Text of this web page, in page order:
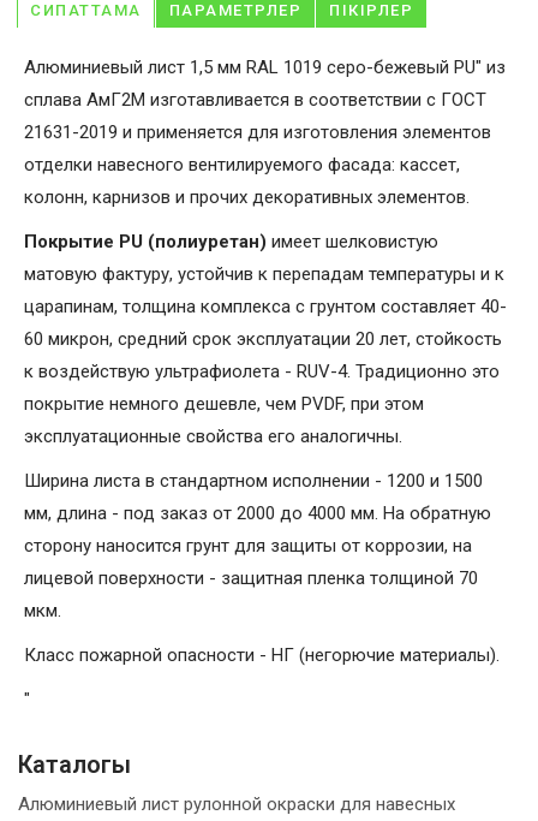
СИПАТТАМА ПАРАМЕТРЛЕР ПІКІРЛЕР
Алюминиевый лист 1,5 мм RAL 1019 серо-бежевый PU" из
сплава АмГ2М изготавливается в соответствии с ГОСТ
21631-2019 и применяется для изготовления элементов
отделки навесного вентилируемого фасада: кассет,
колонн, карнизов и прочих декоративных элементов.
Покрытие PU (полиуретан) имеет шелковистую
матовую фактуру, устойчив к перепадам температуры и к
царапинам, толщина комплекса с грунтом составляет 40-
60 микрон, средний срок эксплуатации 20 лет, стойкость
к воздействую ультрафиолета - RUV-4. Традиционно это
покрытие немного дешевле, чем PVDF, при этом
эксплуатационные свойства его аналогичны.
Ширина листа в стандартном исполнении - 1200 и 1500
мм, длина - под заказ от 2000 до 4000 мм. На обратную
сторону наносится грунт для защиты от коррозии, на
лицевой поверхности - защитная пленка толщиной 70
мкм.
Класс пожарной опасности - НГ (негорючие материалы).
"
Каталогы
Алюминиевый лист рулонной окраски для навесных